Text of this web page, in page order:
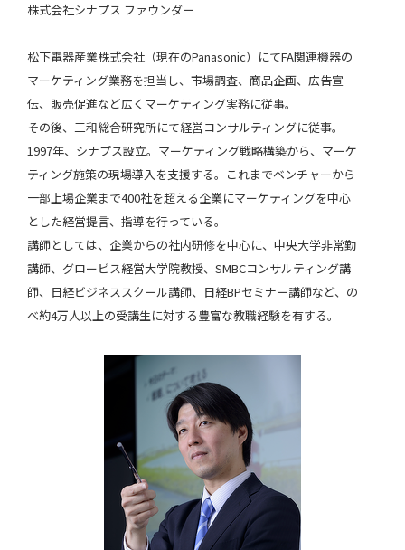
株式会社シナプス ファウンダー
松下電器産業株式会社（現在のPanasonic）にてFA関連機器の
マーケティング業務を担当し、市場調査、商品企画、広告宣
伝、販売促進など広くマーケティング実務に従事。
その後、三和総合研究所にて経営コンサルティングに従事。
1997年、シナプス設立。マーケティング戦略構築から、マーケ
ティング施策の現場導入を支援する。これまでベンチャーから
一部上場企業まで400社を超える企業にマーケティングを中心
とした経営提言、指導を行っている。
講師としては、企業からの社内研修を中心に、中央大学非常勤
講師、グロービス経営大学院教授、SMBCコンサルティング講
師、日経ビジネススクール講師、日経BPセミナー講師など、の
べ約4万人以上の受講生に対する豊富な教職経験を有する。